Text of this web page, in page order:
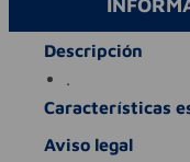
Descripción
.
Características
Aviso legal